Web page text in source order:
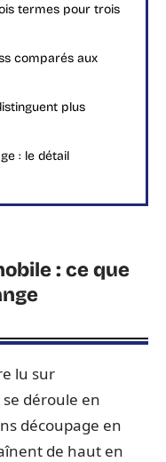
termes pour trois
comparés aux
plus
: le détail
: ce que
lu sur
déroule en
découpage en
de haut en